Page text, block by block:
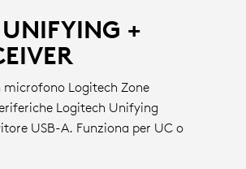
+
Logitech Zone
Logitech Unifying
USB-A. Funziona per UC o